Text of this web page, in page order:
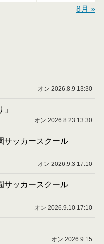
8月 »
オン 2026.8.9 13:30
オン 2026.8.23 13:30
サッカースクール
オン 2026.9.3 17:10
サッカースクール
オン 2026.9.10 17:10
オン 2026.9.15